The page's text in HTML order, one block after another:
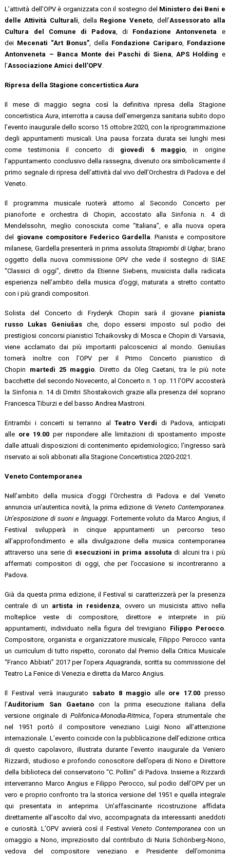
L’attività dell’OPV è organizzata con il sostegno del Ministero dei Beni e
delle Attività Culturali , della Regione Veneto , dell’Assessorato alla
Cultura del Comune di Padova , di Fondazione Antonveneta e
dei Mecenati “Art Bonus” , della Fondazione Cariparo, Fondazione
Antonveneta – Banca Monte dei Paschi di Siena APS Holding e
l’Associazione Amici dell’OPV
Ripresa della Stagione concertisticaAura
Il mese di maggio segna così la definitiva ripresa della Stagione
concertistica Aura , interrotta a causa dell’emergenza sanitaria subito dopo
l’evento inaugurale dello scorso 15 ottobre 2020, con la riprogrammazione
degli appuntamenti musicali. Una pausa forzata durata sei lunghi mesi
come testimonia il concerto di giovedì 6 maggio, in origine
l’appuntamento conclusivo della rassegna, divenuto ora simbolicamente il
primo segnale di ripresa dell’attività dal vivo dell’Orchestra di Padova e del
Veneto.
Il programma musicale ruoterà attorno al Secondo Concerto per
pianoforte e orchestra di Chopin, accostato alla Sinfonia n. 4 di
Mendelssohn, meglio conosciuta come “Italiana”, e alla nuova opera
del giovane compositore Federico Gardella . Pianista e compositore
milanese, Gardella presenterà in prima assolutaStrapiombi di Uqbar, brano
oggetto della nuova commissione OPV che vede il sostegno di SIAE
“Classici di oggi”, diretto da Etienne Siebens, musicista dalla radicata
esperienza nell’ambito della musica d’oggi, maturata a stretto contatto
con i più grandi compositori.
Solista del Concerto di Fryderyk Chopin sarà il giovane pianista
russo
Lukas Geniušas che, dopo essersi imposto sul podio dei
prestigiosi concorsi pianistici Tchaikovsky di Mosca e Chopin di Varsavia,
viene acclamato dai più importanti palcoscenici al mondo. Geniušas
tornerà inoltre con l’OPV per il Primo Concerto pianistico di
Chopin martedì 25 maggio. Diretto da Oleg Caetani, tra le più note
bacchette del secondo Novecento, al Concerto n. 1 op. 11 l’OPV accosterà
la Sinfonia n. 14 di Dmitri Shostakovich grazie alla presenza del soprano
Francesca Tiburzi e del basso Andrea Mastroni.
Entrambi i concerti si terranno al Teatro Verdi di Padova, anticipati
alle ore 19.00 per rispondere alle limitazioni di spostamento imposte
dalle attuali disposizioni di contenimento epidemiologico; l’ingresso sarà
riservato ai soli abbonati alla Stagione Concertistica 2020-2021.
Veneto Contemporanea
Nell’ambito della musica d’oggi l’Orchestra di Padova e del Veneto
annuncia un’autentica novità, la prima edizione di Veneto Contemporanea.
Un’esposizione di suoni e linguaggi. Fortemente voluto da Marco Angius, il
Festival svilupperà in cinque appuntamenti un percorso teso
all’approfondimento e alla divulgazione della musica contemporanea
attraverso una serie di esecuzioni in prima assoluta di alcuni tra i più
affermati compositori di oggi, che per l’occasione si incontreranno a
Padova.
Già da questa prima edizione, il Festival si caratterizzerà per la presenza
centrale di un artista in residenza , ovvero un musicista attivo nella
molteplice veste di compositore, direttore e interprete in più
appuntamenti, individuato nella figura del trevigiano Filippo Perocco.
Compositore, organista e organizzatore musicale, Filippo Perocco vanta
un curriculum di tutto rispetto, coronato dal Premio della Critica Musicale
“Franco Abbiati” 2017 per l’opera Aquagranda , scritta su commissione del
Teatro La Fenice di Venezia e diretta da Marco Angius.
Il Festival verrà inaugurato sabato 8 maggio alle ore 17.00presso
l’Auditorium San Gaetanocon la prima esecuzione italiana della
versione originale di Polifonica-Monodia-Ritmica , l’opera strumentale che
nel 1951 portò il compositore veneziano Luigi Nono all’attenzione
internazionale. L’evento coincide con la pubblicazione dell’edizione critica
di questo capolavoro, illustrata durante l’evento inaugurale da Veniero
Rizzardi, studioso e profondo conoscitore dell’opera di Nono e Direttore
della biblioteca del conservatorio “C. Pollini” di Padova. Insieme a Rizzardi
interverranno Marco Angius e Filippo Perocco, sul podio dell’OPV per un
vero e proprio confronto tra la storica versione del 1951 e quella integrale
qui presentata in anteprima. Un’affascinante ricostruzione affidata
direttamente all’ascolto dal vivo, accompagnata da interessanti aneddoti
e curiosità. L’OPV avvierà così il Festival Veneto Contemporanea con un
omaggio a Nono, impreziosito dal contributo di Nuria Schönberg-Nono,
vedova del compositore veneziano e Presidente dell’omonima